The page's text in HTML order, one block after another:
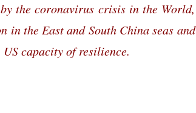
the coronavirus crisis in the World,
the East and South China seas and
capacity of resilience.